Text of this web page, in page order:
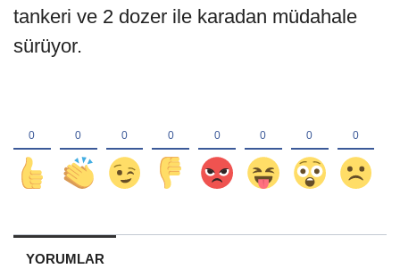
tankeri ve 2 dozer ile karadan müdahale
sürüyor.
YORUMLAR